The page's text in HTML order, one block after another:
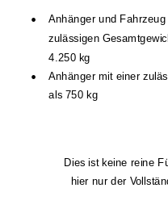
Dies ist keine reine
hier nur der
•
Anhänger und
zulässigen
4.250 kg
•
Anhänger mit einer
als 750 kg